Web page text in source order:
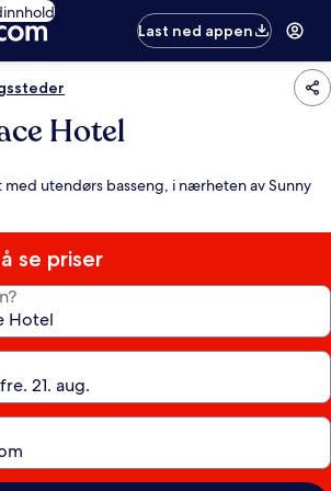
Last ned appen
Hotel
utendørs basseng, i nærheten av Sunny
se priser